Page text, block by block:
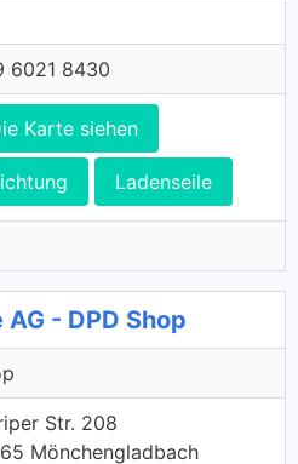
6021 8430
Karte siehen
Ladenseile
- DPD Shop
Str. 208
Mönchengladbach